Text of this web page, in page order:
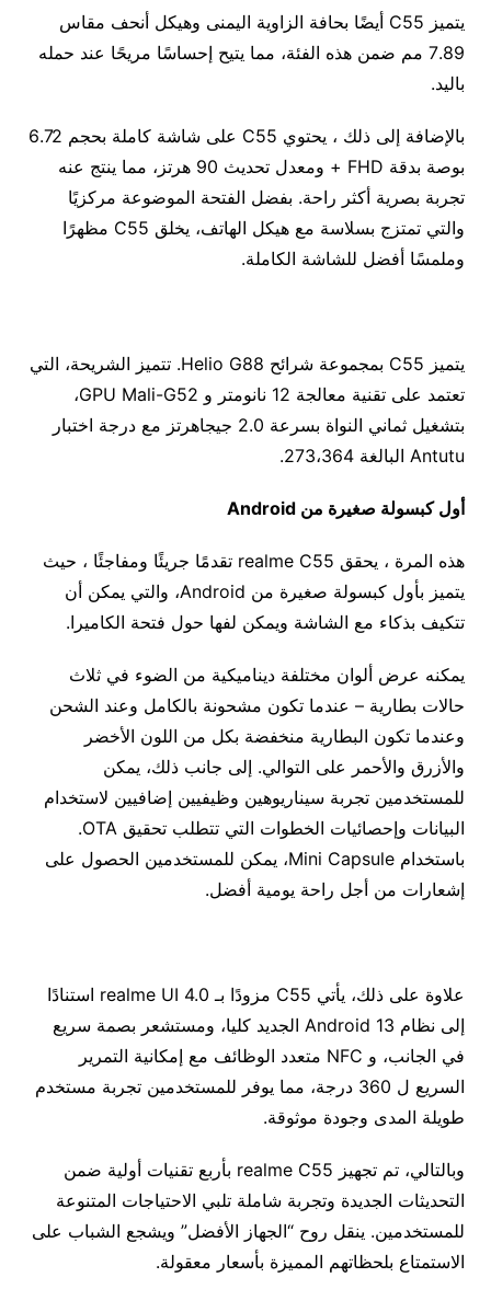
يتميز C55 أيضًا بحافة الزاوية اليمنى وهيكل أنحف مقاس
7.89 مم ضمن هذه الفئة، مما يتيح إحساسًا مريحًا عند حمله
باليد.
بالإضافة إلى ذلك ، يحتوي C55 على شاشة كاملة بحجم 6.72
بوصة بدقة FHD + ومعدل تحديث 90 هرتز، مما ينتج عنه
تجربة بصرية أكثر راحة. بفضل الفتحة الموضوعة مركزيًا
والتي تمتزج بسلاسة مع هيكل الهاتف، يخلق C55 مظهرًا
وملمسًا أفضل للشاشة الكاملة.
يتميز C55 بمجموعة شرائح Helio G88. تتميز الشريحة، التي
تعتمد على تقنية معالجة 12 نانومتر و GPU Mali-G52،
بتشغيل ثماني النواة بسرعة 2.0 جيجاهرتز مع درجة اختبار
Antutu البالغة 273،364.
أول كبسولة صغيرة من Android
هذه المرة ، يحقق realme C55 تقدمًا جريئًا ومفاجئًا ، حيث
يتميز بأول كبسولة صغيرة من Android، والتي يمكن أن
تتكيف بذكاء مع الشاشة ويمكن لفها حول فتحة الكاميرا.
يمكنه عرض ألوان مختلفة ديناميكية من الضوء في ثلاث
حالات بطارية – عندما تكون مشحونة بالكامل وعند الشحن
وعندما تكون البطارية منخفضة بكل من اللون الأخضر
والأزرق والأحمر على التوالي. إلى جانب ذلك، يمكن
للمستخدمين تجربة سيناريوهين وظيفيين إضافيين لاستخدام
البيانات وإحصائيات الخطوات التي تتطلب تحقيق OTA.
باستخدام Mini Capsule، يمكن للمستخدمين الحصول على
إشعارات من أجل راحة يومية أفضل.
علاوة على ذلك، يأتي C55 مزودًا بـ realme UI 4.0 استنادًا
إلى نظام Android 13 الجديد كليا، ومستشعر بصمة سريع
في الجانب، و NFC متعدد الوظائف مع إمكانية التمرير
السريع ل 360 درجة، مما يوفر للمستخدمين تجربة مستخدم
طويلة المدى وجودة موثوقة.
وبالتالي، تم تجهيز realme C55 بأربع تقنيات أولية ضمن
التحديثات الجديدة وتجربة شاملة تلبي الاحتياجات المتنوعة
للمستخدمين. ينقل روح “الجهاز الأفضل” ويشجع الشباب على
الاستمتاع بلحظاتهم المميزة بأسعار معقولة.